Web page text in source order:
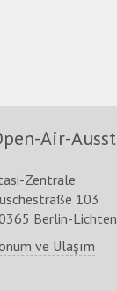
Air-
Zentrale
103
Berlin-
ve Ulaşım